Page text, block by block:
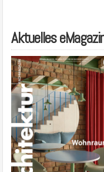
Aktuelles